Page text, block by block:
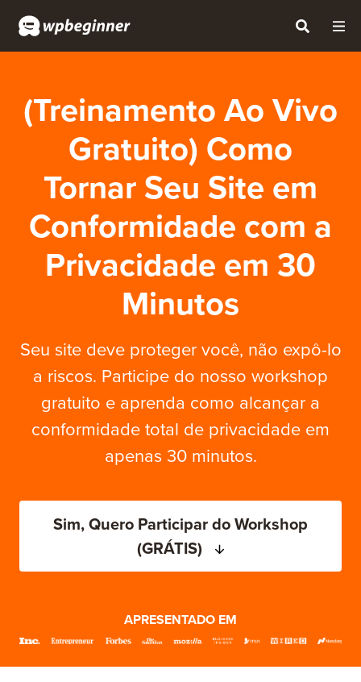
(Treinamento Ao Vivo
Gratuito) Como
Tornar Seu Site em
Conformidade com a
Privacidade em 30
Minutos
Seu site deve proteger você, não expô-lo
a riscos. Participe do nosso workshop
gratuito e aprenda como alcançar a
conformidade total de privacidade em
apenas 30 minutos.
Sim, Quero Participar do Workshop
(GRÁTIS)
APRESENTADO EM